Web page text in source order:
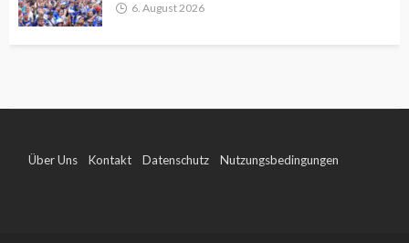
6. August 2026
Über Uns Kontakt Datenschutz Nutzungsbedingungen